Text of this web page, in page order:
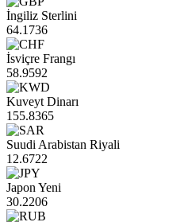
İngiliz Sterlini
64.1736
İsviçre Frangı
58.9592
Kuveyt Dinarı
155.8365
Suudi Arabistan Riyali
12.6722
Japon Yeni
30.2206